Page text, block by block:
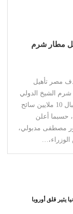
تؤهل مطار شرم
مصر تأهيل
الشيخ الدولي
لاستقبال 10 ملايين سائح
حسبما أعلن
مصطفى مدبولي،
يثير قلق أوروبا